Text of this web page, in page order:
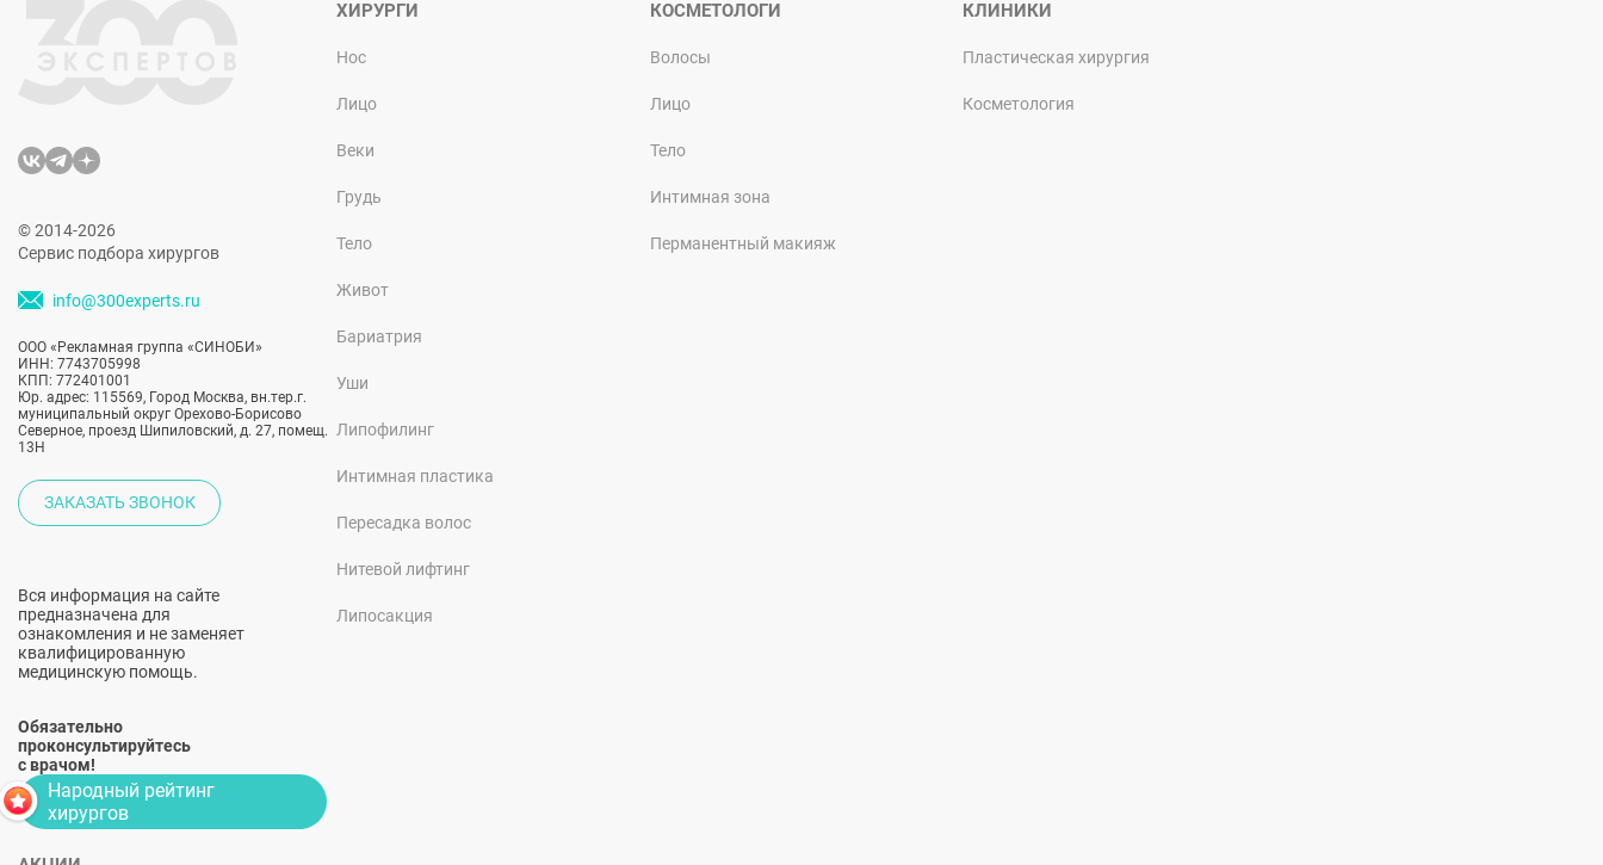
© 2014-2026
Сервис подбора хирургов
info@300experts.ru
ООО «Рекламная группа «СИНОБИ»
ИНН: 7743705998
КПП: 772401001
Юр. адрес: 115569, Город Москва, вн.тер.г.
муниципальный округ Орехово-Борисово
Северное, проезд Шипиловский, д. 27, помещ.
13Н
ЗАКАЗАТЬ ЗВОНОК
Вся информация на сайте
предназначена для
ознакомления и не заменяет
квалифицированную
медицинскую помощь.
Обязательно
проконсультируйтесь
с врачом!
ХИРУРГИ
Нос
Лицо
Веки
Грудь
Тело
Живот
Бариатрия
Уши
Липофилинг
Интимная пластика
Пересадка волос
Нитевой лифтинг
Липосакция
КОСМЕТОЛОГИ
Волосы
Лицо
Тело
Интимная зона
Перманентный макияж
КЛИНИКИ
Пластическая хирургия
Косметология
Народный рейтинг
хирургов